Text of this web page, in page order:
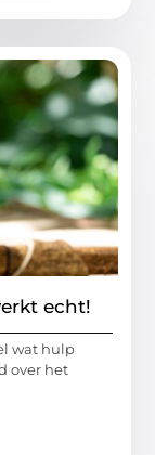
echt!
wat hulp
over het